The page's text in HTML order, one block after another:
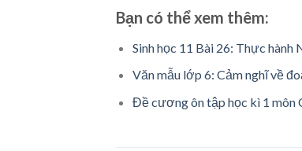
Bạn có thể xem thêm:
Sinh học 11 Bài 26: Thực hành
Văn mẫu lớp 6: Cảm nghĩ về
Đề cương ôn tập học kì 1 môn